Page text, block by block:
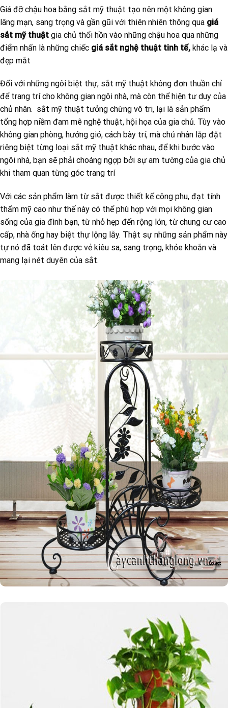
Giá đỡ chậu hoa bằng sắt mỹ thuật tạo nên một không gian
lãng mạn, sang trọng và gần gũi với thiên nhiên thông qua giá
sắt mỹ thuật gia chủ thổi hồn vào những chậu hoa qua những
điểm nhấn là những chiếc giá sắt nghệ thuật tinh tế, khác lạ và
đẹp mắt
Đối với những ngôi biệt thự, sắt mỹ thuật không đơn thuần chỉ
để trang trí cho không gian ngôi nhà, mà còn thể hiện tư duy của
chủ nhân. sắt mỹ thuật tưởng chừng vô tri, lại là sản phẩm
tổng hợp niềm đam mê nghệ thuật, hội họa của gia chủ. Tùy vào
không gian phòng, hướng gió, cách bày trí, mà chủ nhân lắp đặt
riêng biệt từng loại sắt mỹ thuật khác nhau, để khi bước vào
ngôi nhà, bạn sẽ phải choáng ngợp bởi sự am tường của gia chủ
khi tham quan từng góc trang trí
Với các sản phẩm làm từ sắt được thiết kế công phu, đạt tính
thẩm mỹ cao như thế này có thể phù hợp với mọi không gian
sống của gia đình bạn, từ nhỏ hẹp đến rộng lớn, từ chung cư cao
cấp, nhà ống hay biệt thự lộng lẫy. Thật sự những sản phẩm này
tự nó đã toát lên được vẻ kiêu sa, sang trọng, khỏe khoắn và
mang lại nét duyên của sắt.